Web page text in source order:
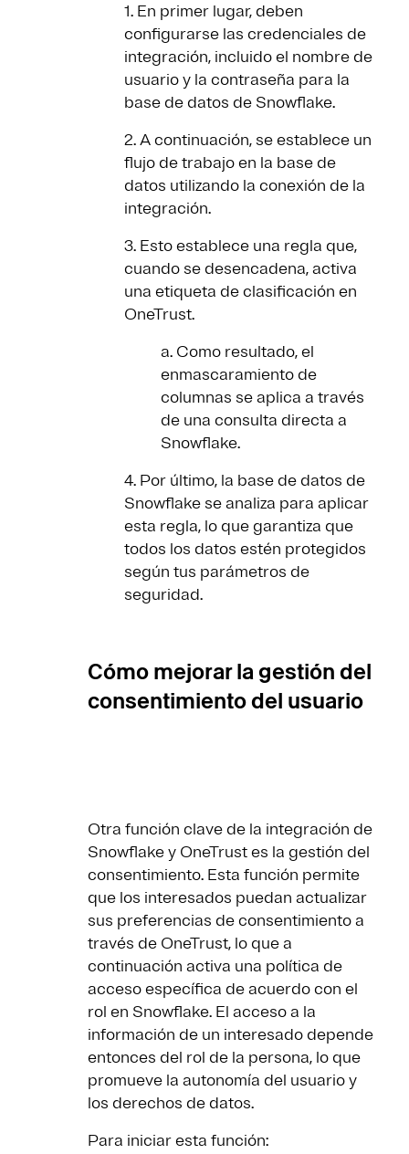
1. En primer lugar, deben
configurarse las credenciales de
integración, incluido el nombre de
usuario y la contraseña para la
base de datos de Snowflake.
2. A continuación, se establece un
flujo de trabajo en la base de
datos utilizando la conexión de la
integración.
3. Esto establece una regla que,
cuando se desencadena, activa
una etiqueta de clasificación en
OneTrust.
a. Como resultado, el
enmascaramiento de
columnas se aplica a través
de una consulta directa a
Snowflake.
4. Por último, la base de datos de
Snowflake se analiza para aplicar
esta regla, lo que garantiza que
todos los datos estén protegidos
según tus parámetros de
seguridad.
Cómo mejorar la gestión del
consentimiento del usuario
Otra función clave de la integración de
Snowflake y OneTrust es la gestión del
consentimiento. Esta función permite
que los interesados puedan actualizar
sus preferencias de consentimiento a
través de OneTrust, lo que a
continuación activa una política de
acceso específica de acuerdo con el
rol en Snowflake. El acceso a la
información de un interesado depende
entonces del rol de la persona, lo que
promueve la autonomía del usuario y
los derechos de datos.
Para iniciar esta función: